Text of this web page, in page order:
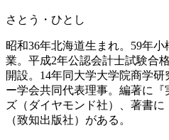
さとう・ひとし
昭和36年北海道生まれ。59年
業。平成2年公認会計士試験合
開設。14年同大学大学院商学
ー学会共同代表理事。編著に
ズ（ダイヤモンド社）、著書に
（致知出版社）がある。